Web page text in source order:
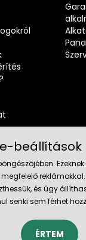
beállítások
reklámokkal.
és úgy
senki sem férhet
ÉRTEM